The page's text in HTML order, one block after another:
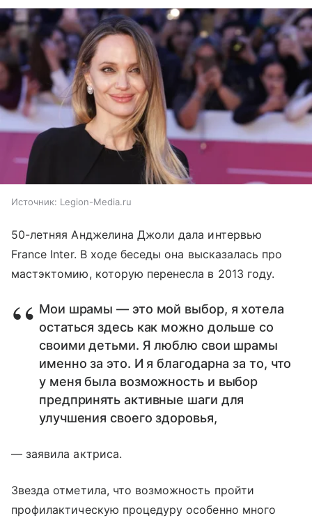
Источник: Legion-Media.ru
50-летняя Анджелина Джоли дала интервью
France Inter. В ходе беседы она высказалась про
мастэктомию, которую перенесла в 2013 году.
Мои шрамы — это мой выбор, я хотела
остаться здесь как можно дольше со
своими детьми. Я люблю свои шрамы
именно за это. И я благодарна за то, что
у меня была возможность и выбор
предпринять активные шаги для
улучшения своего здоровья,
— заявила актриса.
Звезда отметила, что возможность пройти
профилактическую процедуру особенно много